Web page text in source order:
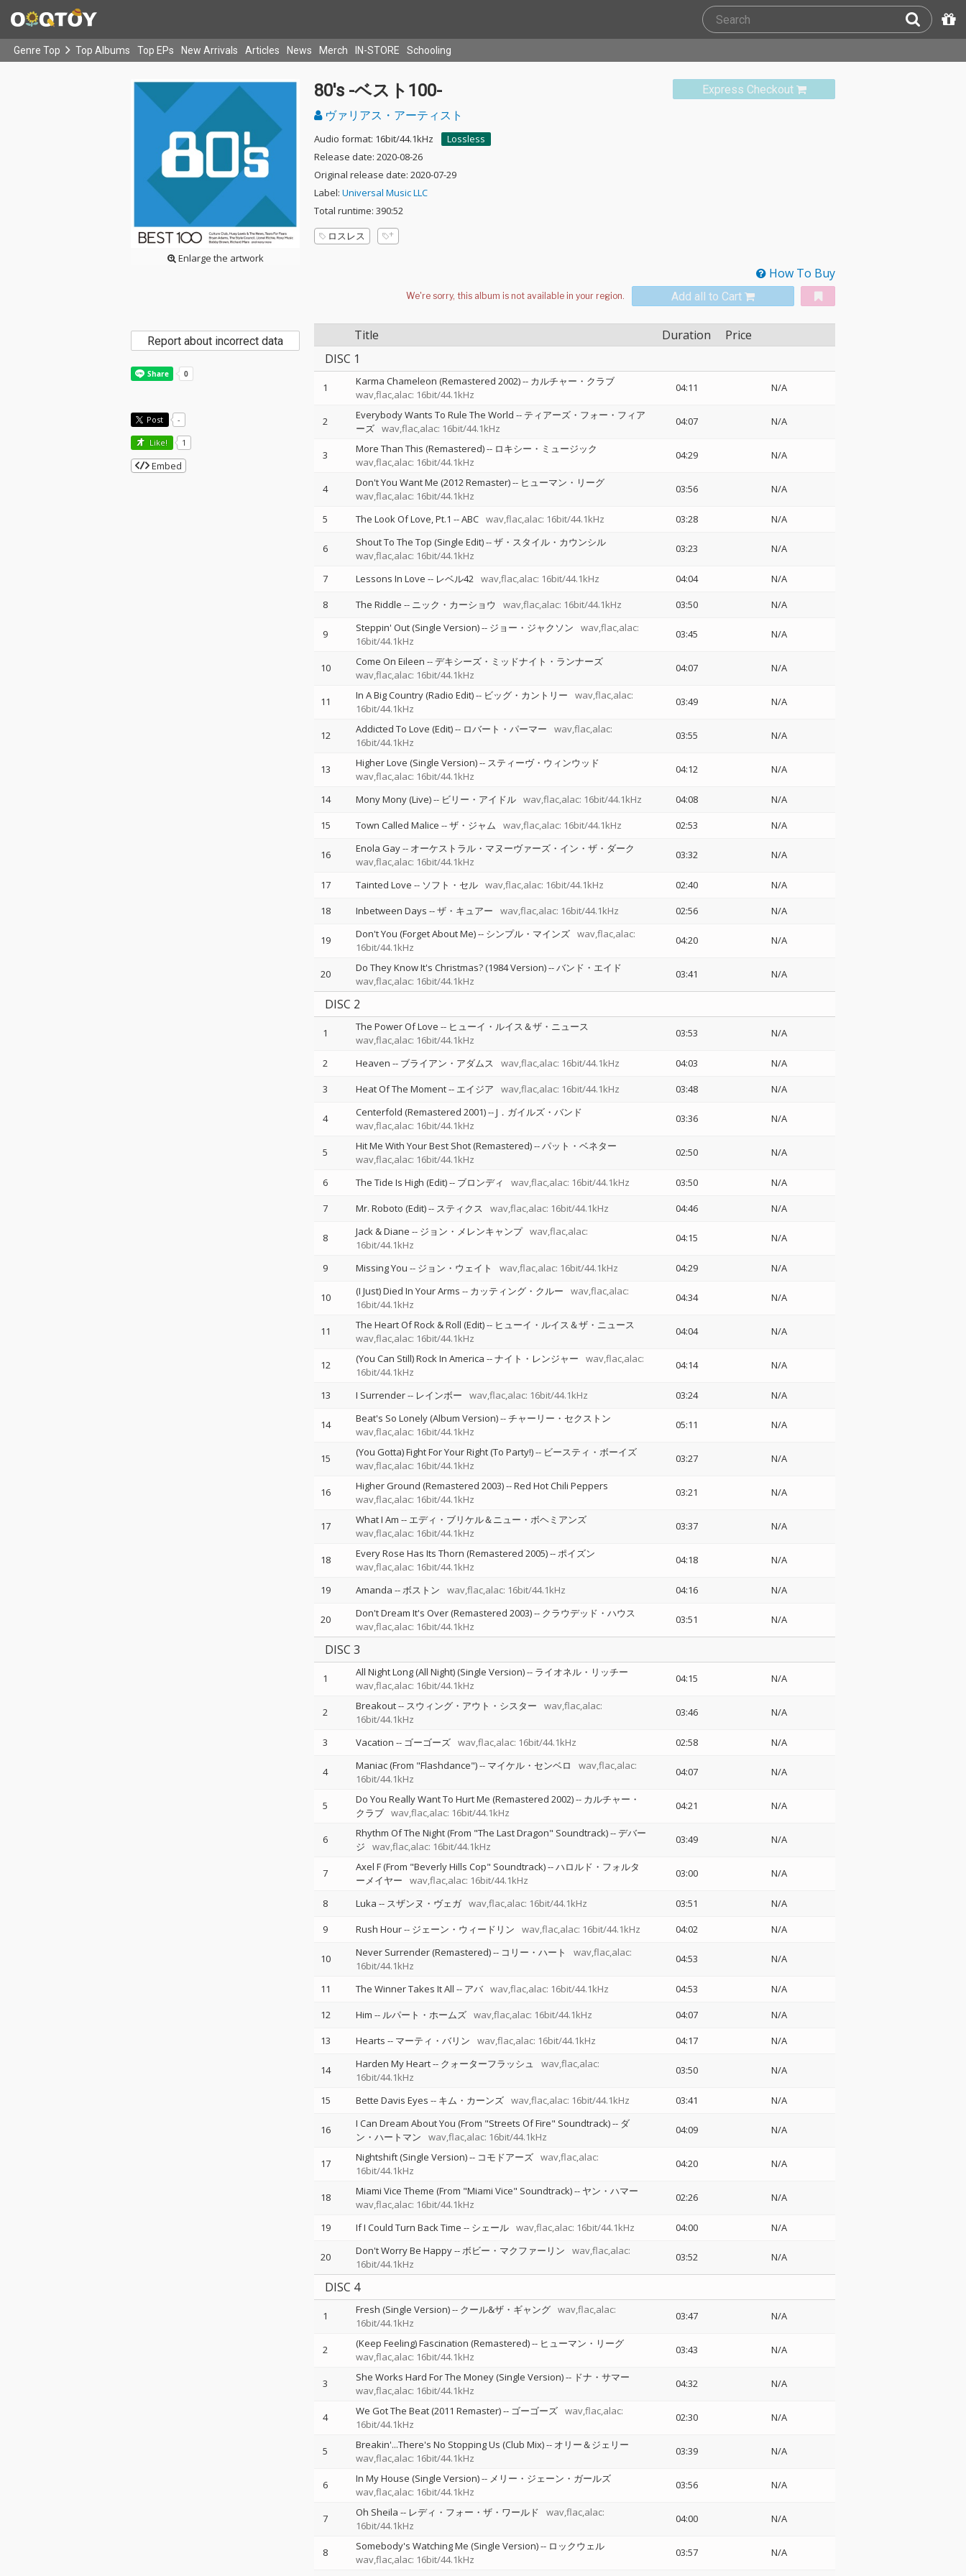
Genre Top Top Albums Top EPs New Arrivals Articles News Merch IN-STORE Schooling
Enlarge the artwork
Express Checkout
80's -ベスト100-
ヴァリアス・アーティスト
Audio format: 16bit/44.1kHz
Lossless
Release date: 2020-08-26
Original release date: 2020-07-29
Label: Universal Music LLC
Total runtime: 390:52
ロスレス
How To Buy
Add all to Cart
Title Duration
Price
DISC 1
1 Karma Chameleon (Remastered 2002)-- カルチャー・クラブ
wav,flac,alac: 16bit/44.1kHz
04:11 N/A
2 Everybody Wants To Rule The World -- ティアーズ・フォー・フィア
ーズ wav,flac,alac: 16bit/44.1kHz
04:07 N/A
3 More Than This (Remastered)-- ロキシー・ミュージック
wav,flac,alac: 16bit/44.1kHz
04:29 N/A
4 Don't You Want Me (2012 Remaster)-- ヒューマン・リーグ
wav,flac,alac: 16bit/44.1kHz
03:56 N/A
5 The Look Of Love, Pt.1 --ABC wav,flac,alac: 16bit/44.1kHz 03:28 N/A
6 Shout To The Top (Single Edit)--ザ・スタイル・カウンシル
wav,flac,alac: 16bit/44.1kHz
03:23 N/A
7 Lessons In Love -- レベル42 wav,flac,alac: 16bit/44.1kHz 04:04
N/A
8
The Riddle -- ニック・カーショウ wav,flac,alac: 16bit/44.1kHz 03:50 N/A
9 Steppin' Out (Single Version)-- ジョー・ジャクソン
wav,flac,alac:
16bit/44.1kHz
03:45 N/A
10 Come On Eileen --デキシーズ・ミッドナイト・ランナーズ
wav,flac,alac: 16bit/44.1kHz
04:07 N/A
11 In A Big Country (Radio Edit)-- ビッグ・カントリー
wav,flac,alac:
16bit/44.1kHz
03:49 N/A
12 Addicted To Love (Edit)-- ロバート・パーマー
wav,flac,alac:
16bit/44.1kHz
03:55 N/A
13 Higher Love (Single Version)-- スティーヴ・ウィンウッド
wav,flac,alac: 16bit/44.1kHz
04:12 N/A
14 Mony Mony (Live)-- ビリー・アイドル wav,flac,alac: 16bit/44.1kHz 04:08
N/A
15
Town Called Malice --ザ・ジャム wav,flac,alac: 16bit/44.1kHz 02:53 N/A
16 Enola Gay-- オーケストラル・マヌーヴァーズ・イン・ザ・ダーク
wav,flac,alac: 16bit/44.1kHz
03:32 N/A
17 Tainted Love -- ソフト・セル wav,flac,alac: 16bit/44.1kHz 02:40
N/A
18
Inbetween Days --ザ・キュアー wav,flac,alac: 16bit/44.1kHz 02:56 N/A
19 Don't You (Forget About Me)-- シンプル・マインズ wav,flac,alac:
16bit/44.1kHz
04:20 N/A
20 Do They Know It's Christmas? (1984 Version)--バンド・エイド
wav,flac,alac: 16bit/44.1kHz
03:41 N/A
DISC 2
1 The Power Of Love -- ヒューイ・ルイス＆ザ・ニュース
wav,flac,alac: 16bit/44.1kHz
03:53 N/A
2 Heaven -- ブライアン・アダムス wav,flac,alac: 16bit/44.1kHz 04:03
N/A
3
Heat Of The Moment-- エイジア wav,flac,alac: 16bit/44.1kHz 03:48 N/A
4 Centerfold (Remastered 2001)--J．ガイルズ・バンド
wav,flac,alac: 16bit/44.1kHz
03:36 N/A
5 Hit Me With Your Best Shot (Remastered)--パット・ベネター
wav,flac,alac: 16bit/44.1kHz
02:50 N/A
6 The Tide Is High (Edit)-- ブロンディ wav,flac,alac: 16bit/44.1kHz 03:50
N/A
7
Mr. Roboto (Edit)-- スティクス wav,flac,alac: 16bit/44.1kHz 04:46 N/A
8 Jack & Diane -- ジョン・メレンキャンプ wav,flac,alac:
16bit/44.1kHz
04:15 N/A
9 Missing You -- ジョン・ウェイト wav,flac,alac: 16bit/44.1kHz 04:29 N/A
10 (I Just) Died In Your Arms -- カッティング・クルー
wav,flac,alac:
16bit/44.1kHz
04:34 N/A
11 The Heart Of Rock & Roll (Edit)-- ヒューイ・ルイス＆ザ・ニュース
wav,flac,alac: 16bit/44.1kHz
04:04 N/A
12 (You Can Still) Rock In America --ナイト・レンジャー
wav,flac,alac:
16bit/44.1kHz
04:14 N/A
13 I Surrender-- レインボー wav,flac,alac: 16bit/44.1kHz 03:24 N/A
14 Beat's So Lonely (Album Version)--チャーリー・セクストン
wav,flac,alac: 16bit/44.1kHz
05:11 N/A
15 (You Gotta) Fight For Your Right (To Party!)-- ビースティ・ボーイズ
wav,flac,alac: 16bit/44.1kHz
03:27 N/A
16 Higher Ground (Remastered 2003)--Red Hot Chili Peppers
wav,flac,alac: 16bit/44.1kHz
03:21 N/A
17 What I Am -- エディ・ブリケル＆ニュー・ボヘミアンズ
wav,flac,alac: 16bit/44.1kHz
03:37 N/A
18 Every Rose Has Its Thorn (Remastered 2005)--ポイズン
wav,flac,alac: 16bit/44.1kHz
04:18 N/A
19 Amanda --ボストン wav,flac,alac: 16bit/44.1kHz 04:16 N/A
20 Don't Dream It's Over (Remastered 2003)-- クラウデッド・ハウス
wav,flac,alac: 16bit/44.1kHz
03:51 N/A
DISC 3
1 All Night Long (All Night) (Single Version)-- ライオネル・リッチー
wav,flac,alac: 16bit/44.1kHz
04:15 N/A
2 Breakout-- スウィング・アウト・シスター
wav,flac,alac:
16bit/44.1kHz
03:46 N/A
3 Vacation -- ゴーゴーズ wav,flac,alac: 16bit/44.1kHz 02:58 N/A
4 Maniac (From "Flashdance")-- マイケル・センベロ
wav,flac,alac:
16bit/44.1kHz
04:07 N/A
5 Do You Really Want To Hurt Me (Remastered 2002)-- カルチャー・
クラブ wav,flac,alac: 16bit/44.1kHz
04:21 N/A
6 Rhythm Of The Night (From "The Last Dragon" Soundtrack)--デバー
ジ
wav,flac,alac: 16bit/44.1kHz
03:49 N/A
7 Axel F (From "Beverly Hills Cop" Soundtrack)--ハロルド・フォルタ
ーメイヤー
wav,flac,alac: 16bit/44.1kHz
03:00 N/A
8 Luka -- スザンヌ・ヴェガ wav,flac,alac: 16bit/44.1kHz 03:51
N/A
9
Rush Hour-- ジェーン・ウィードリン wav,flac,alac: 16bit/44.1kHz 04:02 N/A
10 Never Surrender (Remastered)-- コリー・ハート
wav,flac,alac:
16bit/44.1kHz
04:53 N/A
11 The Winner Takes It All -- アバ wav,flac,alac: 16bit/44.1kHz 04:53
N/A
12
Him -- ルパート・ホームズ wav,flac,alac: 16bit/44.1kHz 04:07
N/A
13
Hearts -- マーティ・バリン wav,flac,alac: 16bit/44.1kHz 04:17 N/A
14 Harden My Heart-- クォーターフラッシュ
wav,flac,alac:
16bit/44.1kHz
03:50 N/A
15 Bette Davis Eyes -- キム・カーンズ wav,flac,alac: 16bit/44.1kHz 03:41 N/A
16 I Can Dream About You (From "Streets Of Fire" Soundtrack)-- ダ
ン・ハートマン
wav,flac,alac: 16bit/44.1kHz
04:09 N/A
17 Nightshift (Single Version)-- コモドアーズ wav,flac,alac:
16bit/44.1kHz
04:20 N/A
18 Miami Vice Theme (From "Miami Vice" Soundtrack)-- ヤン・ハマー
wav,flac,alac: 16bit/44.1kHz
02:26 N/A
19 If I Could Turn Back Time -- シェール wav,flac,alac: 16bit/44.1kHz 04:00 N/A
20 Don't Worry Be Happy--ボビー・マクファーリン
wav,flac,alac:
16bit/44.1kHz
03:52 N/A
DISC 4
1 Fresh (Single Version)-- クール&ザ・ギャング wav,flac,alac:
16bit/44.1kHz
03:47 N/A
2 (Keep Feeling) Fascination (Remastered)-- ヒューマン・リーグ
wav,flac,alac: 16bit/44.1kHz
03:43 N/A
3 She Works Hard For The Money (Single Version)-- ドナ・サマー
wav,flac,alac: 16bit/44.1kHz
04:32 N/A
4 We Got The Beat (2011 Remaster)-- ゴーゴーズ wav,flac,alac:
16bit/44.1kHz
02:30 N/A
5 Breakin'...There's No Stopping Us (Club Mix)-- オリー＆ジェリー
wav,flac,alac: 16bit/44.1kHz
03:39 N/A
6 In My House (Single Version)-- メリー・ジェーン・ガールズ
wav,flac,alac: 16bit/44.1kHz
03:56 N/A
7 Oh Sheila -- レディ・フォー・ザ・ワールド
wav,flac,alac:
16bit/44.1kHz
04:00 N/A
8 Somebody's Watching Me (Single Version)-- ロックウェル
wav,flac,alac: 16bit/44.1kHz
03:57 N/A
Report about incorrect data
Post -
Like! 1
Embed